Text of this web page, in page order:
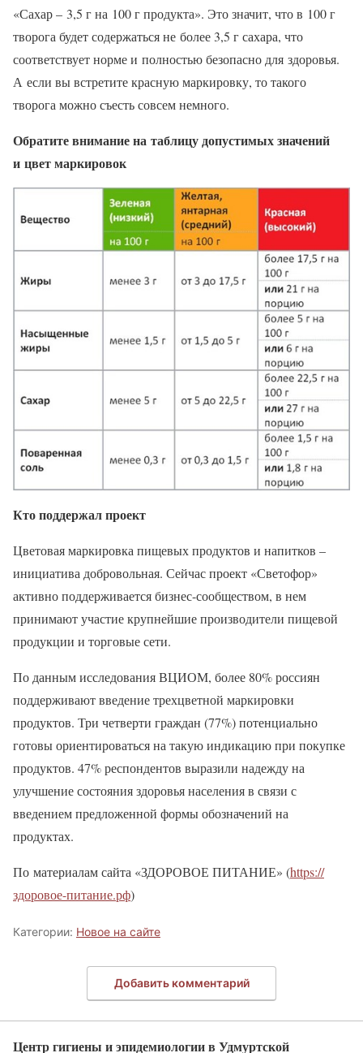
«Сахар – 3,5 г на 100 г продукта». Это значит, что в 100 г
творога будет содержаться не более 3,5 г сахара, что
соответствует норме и полностью безопасно для здоровья.
А если вы встретите красную маркировку, то такого
творога можно съесть совсем немного.
Обратите внимание на таблицу допустимых значений
и цвет маркировок
Кто поддержал проект
Цветовая маркировка пищевых продуктов и напитков –
инициатива добровольная. Сейчас проект «Светофор»
активно поддерживается бизнес-сообществом, в нем
принимают участие крупнейшие производители пищевой
продукции и торговые сети.
По данным исследования ВЦИОМ, более 80% россиян
поддерживают введение трехцветной маркировки
продуктов. Три четверти граждан (77%) потенциально
готовы ориентироваться на такую индикацию при покупке
продуктов. 47% респондентов выразили надежду на
улучшение состояния здоровья населения в связи с
введением предложенной формы обозначений на
продуктах.
По материалам сайта «ЗДОРОВОЕ ПИТАНИЕ» (https://
здоровое-питание.рф)
Категории: Новое на сайте
Добавить комментарий
Центр гигиены и эпидемиологии в Удмуртской